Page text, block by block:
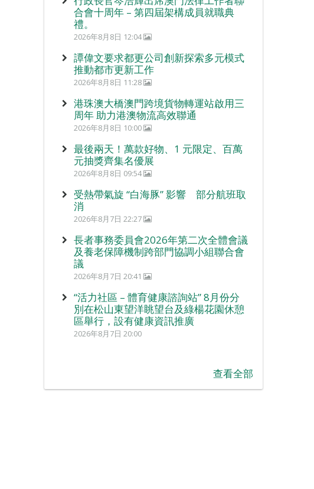
合會十周年 – 第四屆架構成員就職典
禮。
2026年8月8日 12:04
譚偉文要求都更公司創新探索多元模式
推動都市更新工作
2026年8月8日 11:28
港珠澳大橋澳門跨境貨物轉運站啟用三
周年 助力港澳物流高效聯通
2026年8月8日 10:00
最後兩天！萬款好物、1 元限定、百萬
元抽獎齊集名優展
2026年8月8日 09:54
受熱帶氣旋 “白海豚” 影響 部分航班取
消
2026年8月7日 22:27
長者事務委員會2026年第二次全體會議
及養老保障機制跨部門協調小組聯合會
議
2026年8月7日 20:41
“活力社區 – 體育健康諮詢站” 8月份分
別在松山東望洋眺望台及綠楊花園休憩
區舉行，設有健康資訊推廣
2026年8月7日 20:00
查看全部